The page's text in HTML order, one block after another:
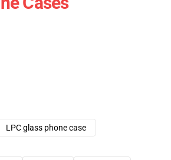
LPC glass phone case